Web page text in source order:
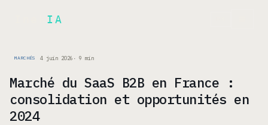
IA
MARCHÉS 4 juin 2026 · 9 min
Marché du SaaS B2B en France :
consolidation et opportunités en
2024